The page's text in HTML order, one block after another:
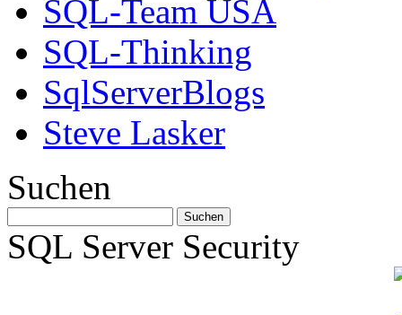
SQL-Team USA
SQL-Thinking
SqlServerBlogs
Steve Lasker
Suchen
SQL Server Security